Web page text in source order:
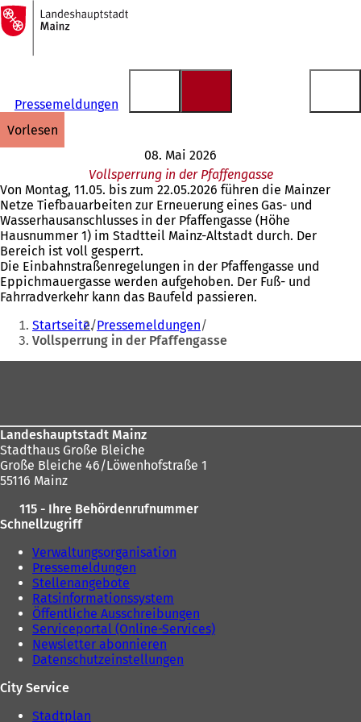
Inhalt anspringen
Zur
Startseite
Pressemeldungen
vorlesen
08. Mai 2026
Vollsperrung in der Pfaffengasse
Von Montag, 11.05. bis zum 22.05.2026 führen die Mainzer
Netze Tiefbauarbeiten zur Erneuerung eines Gas- und
Wasserhausanschlusses in der Pfaffengasse (Höhe
Hausnummer 1) im Stadtteil Mainz-Altstadt durch. Der
Bereich ist voll gesperrt.
Die Einbahnstraßenregelungen in der Pfaffengasse und
Eppichmauergasse werden aufgehoben. Der Fuß- und
Fahrradverkehr kann das Baufeld passieren.
Sie
befinden
sich
Startseite Pressemeldungen
Vollsperrung in der Pfaffengasse
Landeshauptstadt Mainz
Stadthaus Große Bleiche
Große Bleiche 46/Löwenhofstraße 1
55116 Mainz
115 - Ihre Behördenrufnummer
Schnellzugriff
Verwaltungsorganisation
Pressemeldungen
Stellenangebote
Ratsinformationssystem
Öffentliche Ausschreibungen
Serviceportal (Online-Services)
Newsletter abonnieren
Datenschutzeinstellungen
City Service
Stadtplan